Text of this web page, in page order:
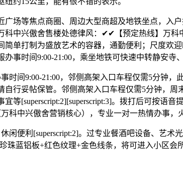
等焦点商圈、周边大型商超及地铁坐点，入
科中兴傲舍售楼处德律风：✔✔【预定热线】万
单打制为盛放艺术的容器，通勤便利；尺度欢
事时间9:00-21:00，乘坐地铁可快速中转静安
间9:00-21:00，邻侧高架入口车程仅需5分钟，
行妥帖保管。邻侧高架入口车程仅需5分钟，
等[superscript:2][superscript:3]。拨打后可按语
科中兴傲舍营销核心），专业一对一热情办事，
便利[superscript:2]。过专业餐酒吧设备、艺术
珠蓝铝板+红色纹理+金色线条，将可进入小区